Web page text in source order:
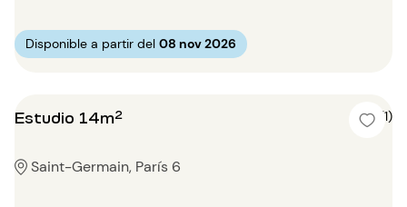
Disponible a partir del 08 nov 2026
Estudio 14m² 5 (1)
Saint-Germain, París 6